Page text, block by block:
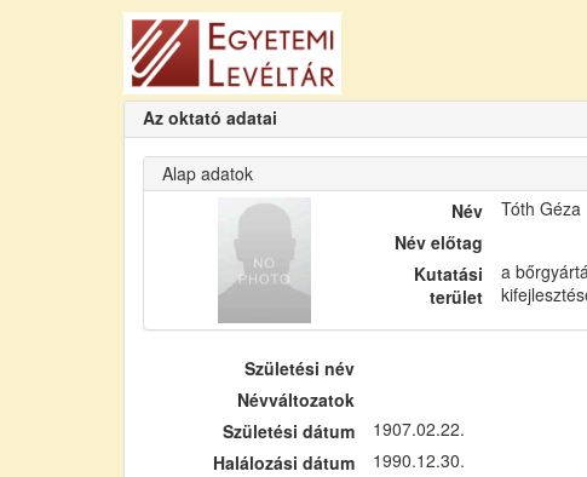
Az oktató adatai
Alap adatok
Név
Tóth Géza
Név előtag
Kutatási
terület
a
Születési név
Névváltozatok
Születési dátum
1907.02.22.
Halálozási dátum
1990.12.30.